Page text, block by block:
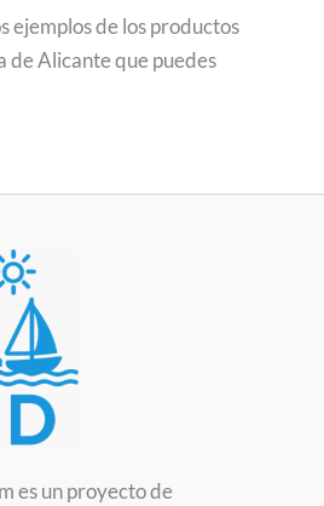
ejemplos de los productos
de Alicante que puedes
es un proyecto de